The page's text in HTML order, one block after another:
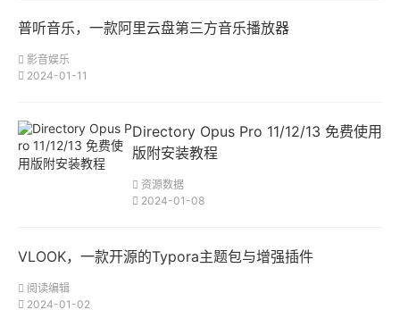
普听音乐，一款阿里云盘第三方音乐播放器
影音娱乐
2024-01-11
Directory Opus Pro 11/12/13 免费使用
版附安装教程
资源数据
2024-01-08
VLOOK，一款开源的Typora主题包与增强插件
阅读编辑
2024-01-02